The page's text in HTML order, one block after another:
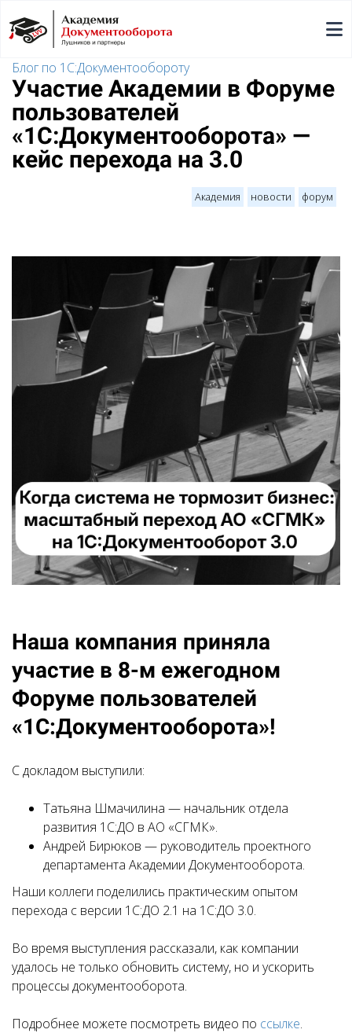
Блог по 1С:Документообороту
Участие Академии в Форуме
пользователей
«1С:Документооборота» —
кейс перехода на 3.0
Академия новости форум
Наша компания приняла
участие в 8-м ежегодном
Форуме пользователей
«1С:Документооборота»!
С докладом выступили:
Татьяна Шмачилина — начальник отдела
развития 1С:ДО в АО «СГМК».
Андрей Бирюков — руководитель проектного
департамента Академии Документооборота.
Наши коллеги поделились практическим опытом
перехода с версии 1С:ДО 2.1 на 1С:ДО 3.0.
Во время выступления рассказали, как компании
удалось не только обновить систему, но и ускорить
процессы документооборота.
Подробнее можете посмотреть видео по ссылке.